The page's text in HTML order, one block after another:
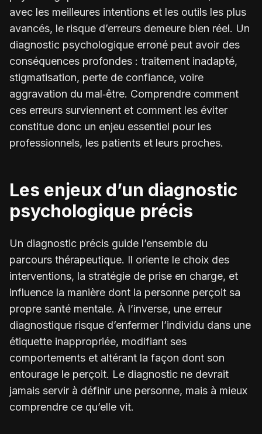
avec les meilleures intentions et les outils les plus
avancés, le risque d’erreurs demeure bien réel. Un
diagnostic psychologique erroné peut avoir des
conséquences profondes : traitement inadapté,
stigmatisation, perte de confiance, voire
aggravation du mal‑être. Comprendre comment
ces erreurs surviennent et comment les éviter
constitue donc un enjeu essentiel pour les
professionnels, les patients et leurs proches.
Les enjeux d’un diagnostic
psychologique précis
Un diagnostic précis guide l’ensemble du
parcours thérapeutique. Il oriente le choix des
interventions, la stratégie de prise en charge, et
influence la manière dont la personne perçoit sa
propre santé mentale. À l’inverse, une erreur
diagnostique risque d’enfermer l’individu dans une
étiquette inappropriée, modifiant ses
comportements et altérant la façon dont son
entourage le perçoit. Le diagnostic ne devrait
jamais servir à définir une personne, mais à mieux
comprendre ce qu’elle vit.